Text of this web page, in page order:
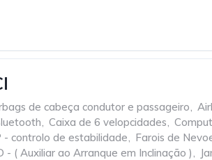
de cabeça condutor e passageiro,
, Caixa de 6 velopcidades,
- controlo de estabilidade, Farois de
- ( Auxiliar ao Arranque em Inclinação ),